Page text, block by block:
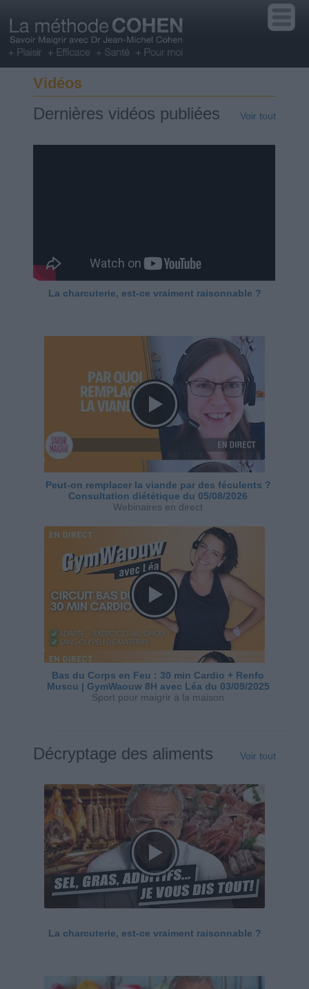
Vidéos
Dernières vidéos publiées Voir tout
La charcuterie, est-ce vraiment raisonnable ?
Peut-on remplacer la viande par des féculents ?
Consultation diététique du 05/08/2026
Webinaires en direct
Bas du Corps en Feu : 30 min Cardio + Renfo
Muscu | GymWaouw 8H avec Léa du 03/09/2025
Sport pour maigrir à la maison
Décryptage des aliments Voir tout
La charcuterie, est-ce vraiment raisonnable ?